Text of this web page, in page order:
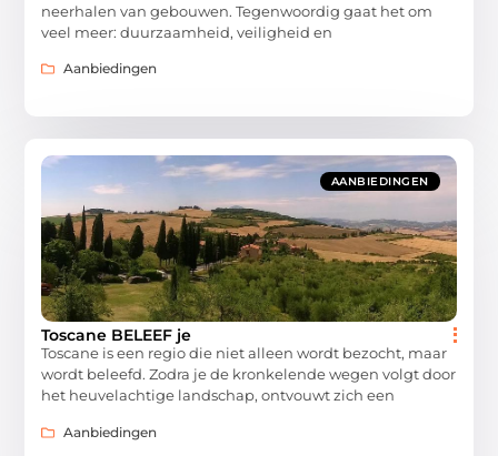
neerhalen van gebouwen. Tegenwoordig gaat het om
veel meer: duurzaamheid, veiligheid en
Aanbiedingen
AANBIEDINGEN
Toscane BELEEF je
Toscane is een regio die niet alleen wordt bezocht, maar
wordt beleefd. Zodra je de kronkelende wegen volgt door
het heuvelachtige landschap, ontvouwt zich een
Aanbiedingen